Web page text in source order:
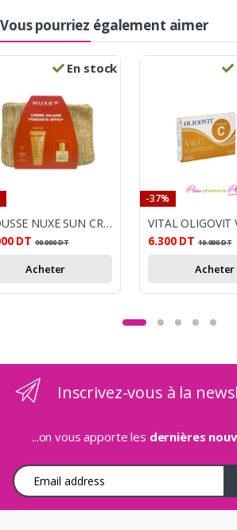
Vous pourriez également aimer
En stock
TROUSSE NUXE SUN CREME SOLAIRE FONDANTE ANITE 50+ + HUILE PRODIGIEUSE 10ML
DT 90.000DT
Acheter
-37%
6.300 DT 10.000DT
Acheter
Inscrivez-vous à la
...on vous apporte les dernières
Adresse e-mail